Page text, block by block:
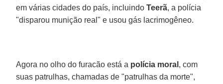
em várias cidades do país, incluindoTeerã, a polícia
"disparou munição real" e usou gás lacrimogêneo.
Agora no olho do furacão está a polícia moral , com
suas patrulhas, chamadas de "patrulhas da morte",